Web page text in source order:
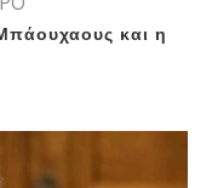
και η